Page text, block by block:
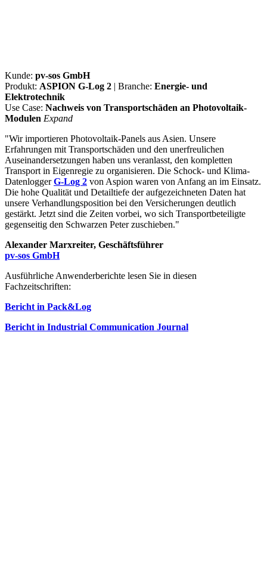
Kunde: pv-sos GmbH
Produkt: ASPION G-Log 2 | Branche: Energie- und
Elektrotechnik
Use Case: Nachweis von Transportschäden an Photovoltaik-
Modulen Expand
"Wir importieren Photovoltaik-Panels aus Asien. Unsere
Erfahrungen mit Transportschäden und den unerfreulichen
Auseinandersetzungen haben uns veranlasst, den kompletten
Transport in Eigenregie zu organisieren. Die Schock- und Klima-
DatenloggerG-Log 2 von Aspion waren von Anfang an im Einsatz.
Die hohe Qualität und Detailtiefe der aufgezeichneten Daten hat
unsere Verhandlungsposition bei den Versicherungen deutlich
gestärkt. Jetzt sind die Zeiten vorbei, wo sich Transportbeteiligte
gegenseitig den Schwarzen Peter zuschieben."
Alexander Marxreiter, Geschäftsführer
pv-sos GmbH
Ausführliche Anwenderberichte lesen Sie in diesen
Fachzeitschriften:
Bericht in Pack&Log
Bericht in Industrial Communication Journal